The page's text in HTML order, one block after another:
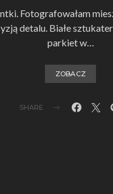
Fotografowałam
detalu. Białe
parkiet w…
ZOBACZ
SHARE